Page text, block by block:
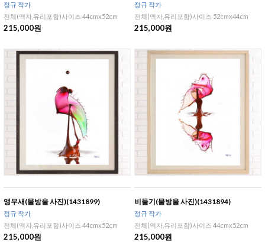
정규 작가
전체(액자,유리포함)사이즈 44cmx52cm
215,000원
정규 작가
전체(액자,유리포함)사이즈 52cmx44cm
215,000원
앵무새(물방울 사진)(1431899)
정규 작가
전체(액자,유리포함)사이즈 44cmx52cm
215,000원
비둘기(물방울 사진)(1431894)
정규 작가
전체(액자,유리포함)사이즈 44cmx52cm
215,000원